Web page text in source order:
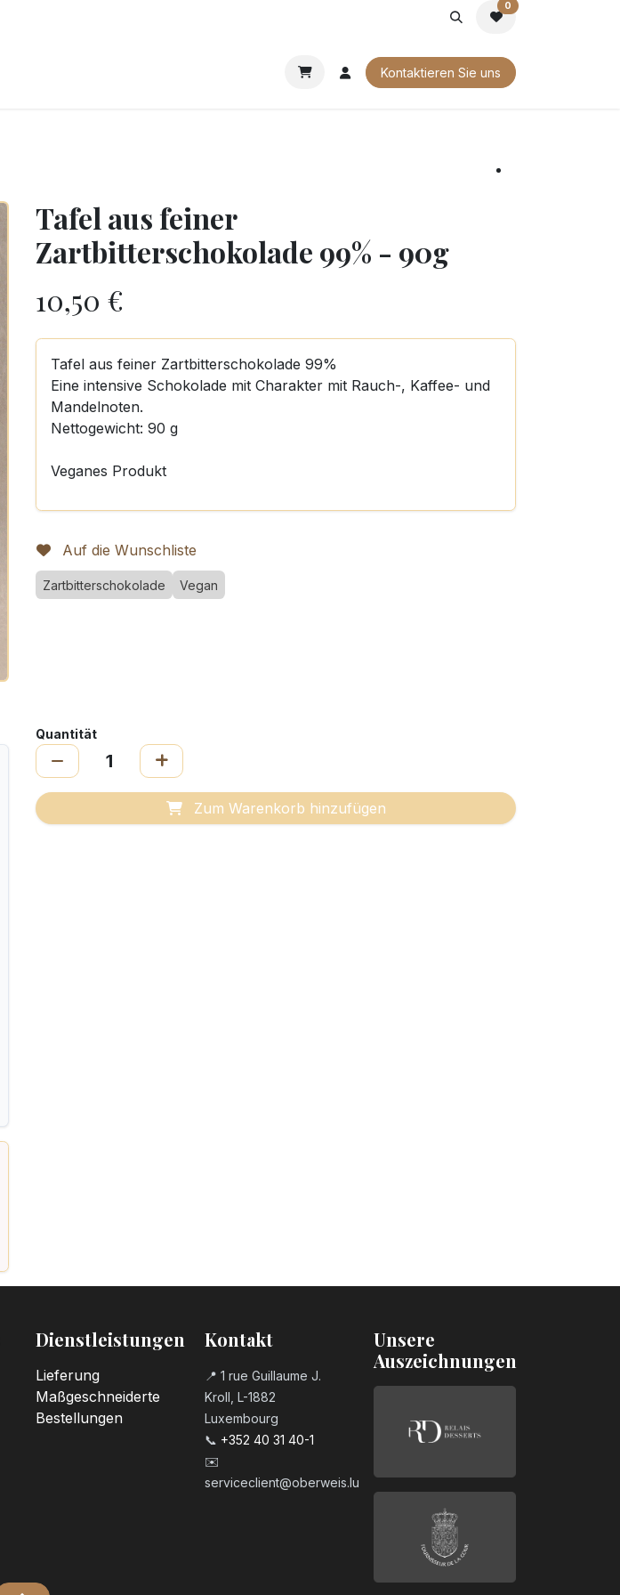
0
FIRMENGESCHENKE UNSERE BROSCHÜREN
Kontaktieren Sie uns
Tafel aus feiner
Zartbitterschokolade 99% - 90g
10,50 €
Tafel aus feiner Zartbitterschokolade 99%
Eine intensive Schokolade mit Charakter mit Rauch-, Kaffee- und
Mandelnoten.
Nettogewicht: 90 g
Veganes Produkt
Auf die Wunschliste
Zartbitterschokolade Vegan
Quantität
Zum Warenkorb hinzufügen
Dienstleistungen
Lieferung
Maßgeschneiderte
Bestellungen
Kontakt
📍 1 rue Guillaume J.
Kroll, L-1882
Luxembourg
📞 +352 40 31 40-1
✉️
serviceclient@oberweis.lu
Unsere
Auszeichnungen